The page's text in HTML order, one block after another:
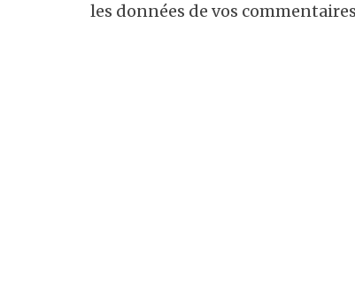
les données de vos